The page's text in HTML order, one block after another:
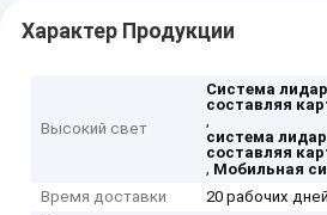
Характер Продукции
Высокий свет
Система
составляя
,
система
составляя
, Мобильная
Время доставки
20 рабочих дней